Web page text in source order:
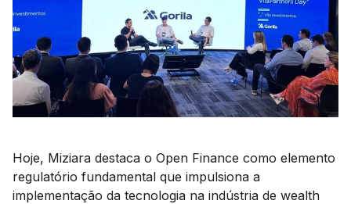
Hoje, Miziara destaca o Open Finance como elemento
regulatório fundamental que impulsiona a
implementação da tecnologia na indústria de wealth